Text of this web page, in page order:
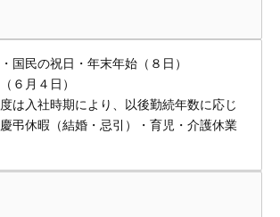
国民の祝日・年末年始（８日）
６月４日）
は入社時期により、以後勤続年数に応じ
弔休暇（結婚・忌引）・育児・介護休業